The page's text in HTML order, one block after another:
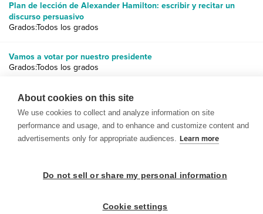
Plan de lección de Alexander Hamilton: escribir y recitar un
discurso persuasivo
Grados:Todos los grados
Vamos a votar por nuestro presidente
Grados:Todos los grados
Historia de Estados Unidos: explorando causa y efecto
Grados:1 a 6
About cookies on this site
We use cookies to collect and analyze information on site
performance and usage, and to enhance and customize content and
advertisements only for appropriate audiences. Learn more
Do not sell or share my personal information
Cookie settings